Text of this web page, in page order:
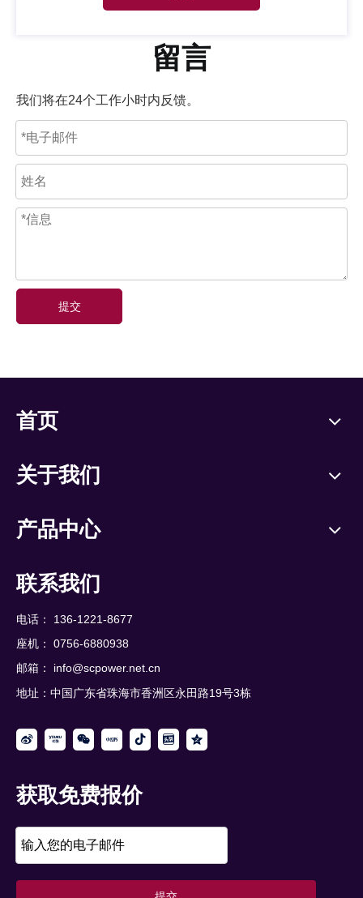
留言
我们将在24个工作小时内反馈。
提交
首页
关于我们
产品中心
联系我们
电话： 136-1221-8677
座机： 0756-6880938
邮箱： info@scpower.net.cn
地址：中国广东省珠海市香洲区永田路19号3栋
获取免费报价